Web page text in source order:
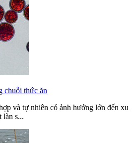
chuỗi thức ăn
và tự nhiên có ảnh hưởng lớn đến xu
làn s...